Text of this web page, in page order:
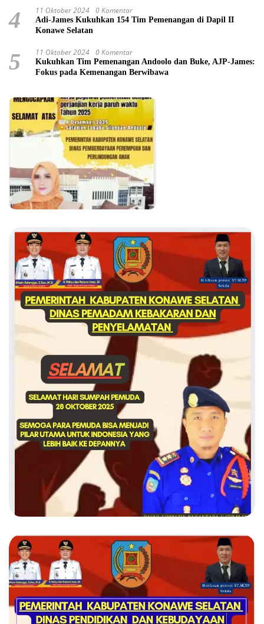
4 11 Oktober 2024 0 Komentar
Adi-James Kukuhkan 154 Tim Pemenangan di Dapil II
Konawe Selatan
5 11 Oktober 2024 0 Komentar
Kukuhkan Tim Pemenangan Andoolo dan Buke, AJP-James:
Fokus pada Kemenangan Berwibawa